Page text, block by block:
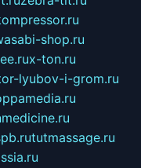
shop.ru
x-ton.ru
lyubov-i-grom.ru
tutmassage.ru